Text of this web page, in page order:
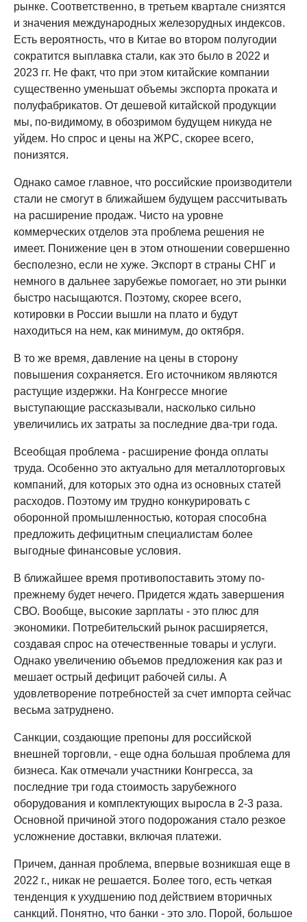
рынке. Соответственно, в третьем квартале снизятся
и значения международных железорудных индексов.
Есть вероятность, что в Китае во втором полугодии
сократится выплавка стали, как это было в 2022 и
2023 гг. Не факт, что при этом китайские компании
существенно уменьшат объемы экспорта проката и
полуфабрикатов. От дешевой китайской продукции
мы, по-видимому, в обозримом будущем никуда не
уйдем. Но спрос и цены на ЖРС, скорее всего,
понизятся.
Однако самое главное, что российские производители
стали не смогут в ближайшем будущем рассчитывать
на расширение продаж. Чисто на уровне
коммерческих отделов эта проблема решения не
имеет. Понижение цен в этом отношении совершенно
бесполезно, если не хуже. Экспорт в страны СНГ и
немного в дальнее зарубежье помогает, но эти рынки
быстро насыщаются. Поэтому, скорее всего,
котировки в России вышли на плато и будут
находиться на нем, как минимум, до октября.
В то же время, давление на цены в сторону
повышения сохраняется. Его источником являются
растущие издержки. На Конгрессе многие
выступающие рассказывали, насколько сильно
увеличились их затраты за последние два-три года.
Всеобщая проблема - расширение фонда оплаты
труда. Особенно это актуально для металлоторговых
компаний, для которых это одна из основных статей
расходов. Поэтому им трудно конкурировать с
оборонной промышленностью, которая способна
предложить дефицитным специалистам более
выгодные финансовые условия.
В ближайшее время противопоставить этому по-
прежнему будет нечего. Придется ждать завершения
СВО. Вообще, высокие зарплаты - это плюс для
экономики. Потребительский рынок расширяется,
создавая спрос на отечественные товары и услуги.
Однако увеличению объемов предложения как раз и
мешает острый дефицит рабочей силы. А
удовлетворение потребностей за счет импорта сейчас
весьма затруднено.
Санкции, создающие препоны для российской
внешней торговли, - еще одна большая проблема для
бизнеса. Как отмечали участники Конгресса, за
последние три года стоимость зарубежного
оборудования и комплектующих выросла в 2-3 раза.
Основной причиной этого подорожания стало резкое
усложнение доставки, включая платежи.
Причем, данная проблема, впервые возникшая еще в
2022 г., никак не решается. Более того, есть четкая
тенденция к ухудшению под действием вторичных
санкций. Понятно, что банки - это зло. Порой, большое